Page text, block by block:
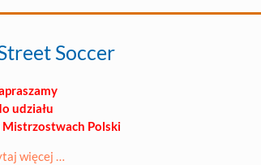
Soccer
udziału
Polski
więcej …